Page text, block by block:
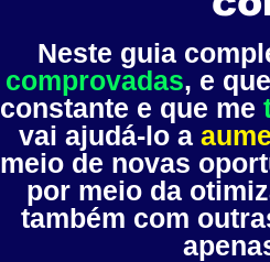
Neste guia
comprovadas, e
constante e que me
vai ajudá-lo a
meio de novas
por meio da
também com